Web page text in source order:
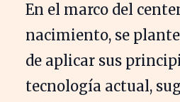
En el marco del
nacimiento, se
de aplicar sus
tecnología actual,